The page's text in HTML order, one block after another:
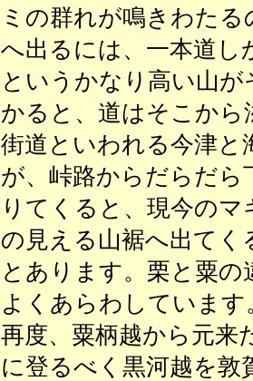
ミの群れが鳴きわた
へ出るには、一本道し
というかなり高い山
かると、道はそこか
街道といわれる今津と
が、峠路からだらだ
りてくると、現今の
の見える山裾へ出てく
とあります。栗と粟
よくあらわしています
再度、粟柄越から元来
に登るべく黒河越を